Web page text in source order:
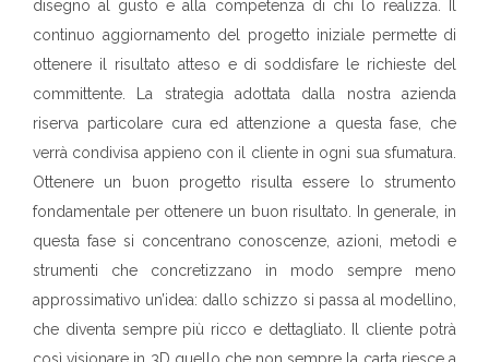
disegno al gusto e alla competenza di chi lo realizza. Il
continuo aggiornamento del progetto iniziale permette di
ottenere il risultato atteso e di soddisfare le richieste del
committente. La strategia adottata dalla nostra azienda
riserva particolare cura ed attenzione a questa fase, che
verrà condivisa appieno con il cliente in ogni sua sfumatura.
Ottenere un buon progetto risulta essere lo strumento
fondamentale per ottenere un buon risultato. In generale, in
questa fase si concentrano conoscenze, azioni, metodi e
strumenti che concretizzano in modo sempre meno
approssimativo un’idea: dallo schizzo si passa al modellino,
che diventa sempre più ricco e dettagliato. Il cliente potrà